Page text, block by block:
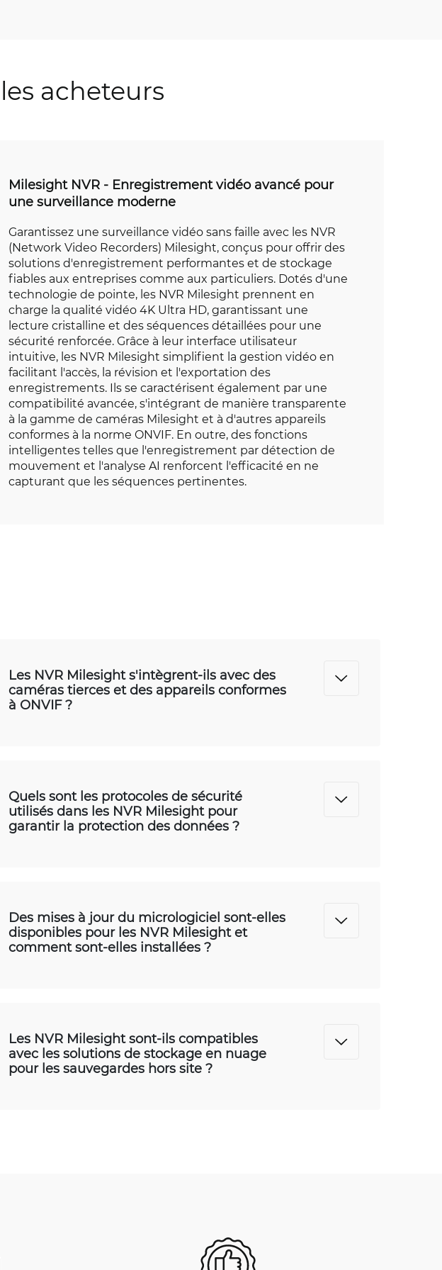
acheteurs
Milesight NVR - Enregistrement vidéo avancé pour
une surveillance moderne
Garantissez une surveillance vidéo sans faille avec les NVR
(Network Video Recorders) Milesight, conçus pour offrir des
solutions d'enregistrement performantes et de stockage
fiables aux entreprises comme aux particuliers. Dotés d'une
technologie de pointe, les NVR Milesight prennent en
charge la qualité vidéo 4K Ultra HD, garantissant une
lecture cristalline et des séquences détaillées pour une
sécurité renforcée. Grâce à leur interface utilisateur
intuitive, les NVR Milesight simplifient la gestion vidéo en
facilitant l'accès, la révision et l'exportation des
enregistrements. Ils se caractérisent également par une
compatibilité avancée, s'intégrant de manière transparente
à la gamme de caméras Milesight et à d'autres appareils
conformes à la norme ONVIF. En outre, des fonctions
intelligentes telles que l'enregistrement par détection de
mouvement et l'analyse AI renforcent l'efficacité en ne
capturant que les séquences pertinentes.
Les NVR Milesight s'intègrent-ils avec des
caméras tierces et des appareils conformes
à ONVIF ?
Quels sont les protocoles de sécurité
utilisés dans les NVR Milesight pour
garantir la protection des données ?
Des mises à jour du micrologiciel sont-elles
disponibles pour les NVR Milesight et
comment sont-elles installées ?
Les NVR Milesight sont-ils compatibles
avec les solutions de stockage en nuage
pour les sauvegardes hors site ?